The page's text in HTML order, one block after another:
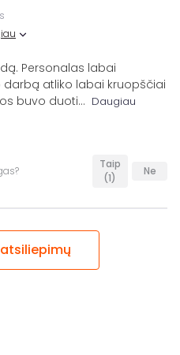
Personalas labai
atliko labai kruopščiai
buvo duoti... Daugiau
Taip
(1)
Ne